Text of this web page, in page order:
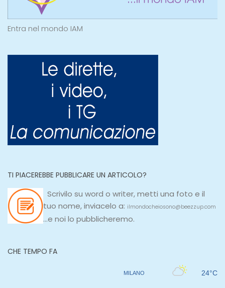
Entra nel mondo IAM
TI PIACEREBBE PUBBLICARE UN ARTICOLO?
Scrivilo su word o writer, metti una foto e il
tuo nome, inviacelo a: ilmondocheiosono@beezzup.com
...e noi lo pubblicheremo.
CHE TEMPO FA